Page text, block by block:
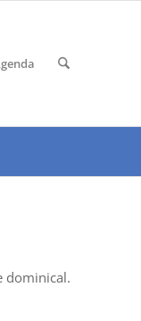
dominical.